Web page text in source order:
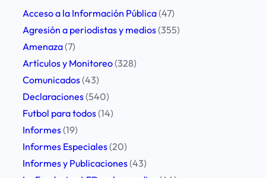
n
e
c
h
Acceso a la Información Pública(47)
Agresión a periodistas y medios(355)
Amenaza(7)
Artículos y Monitoreo(328)
Comunicados(43)
Declaraciones(540)
Futbol para todos(14)
Informes(19)
Informes Especiales(20)
Informes y Publicaciones(43)